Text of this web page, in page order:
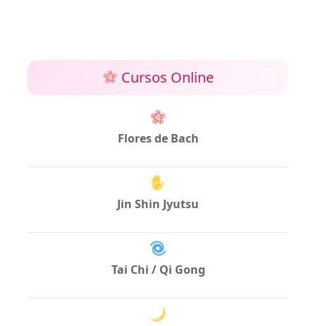
Cursos Online
Flores de Bach
Jin Shin Jyutsu
Tai Chi / Qi Gong